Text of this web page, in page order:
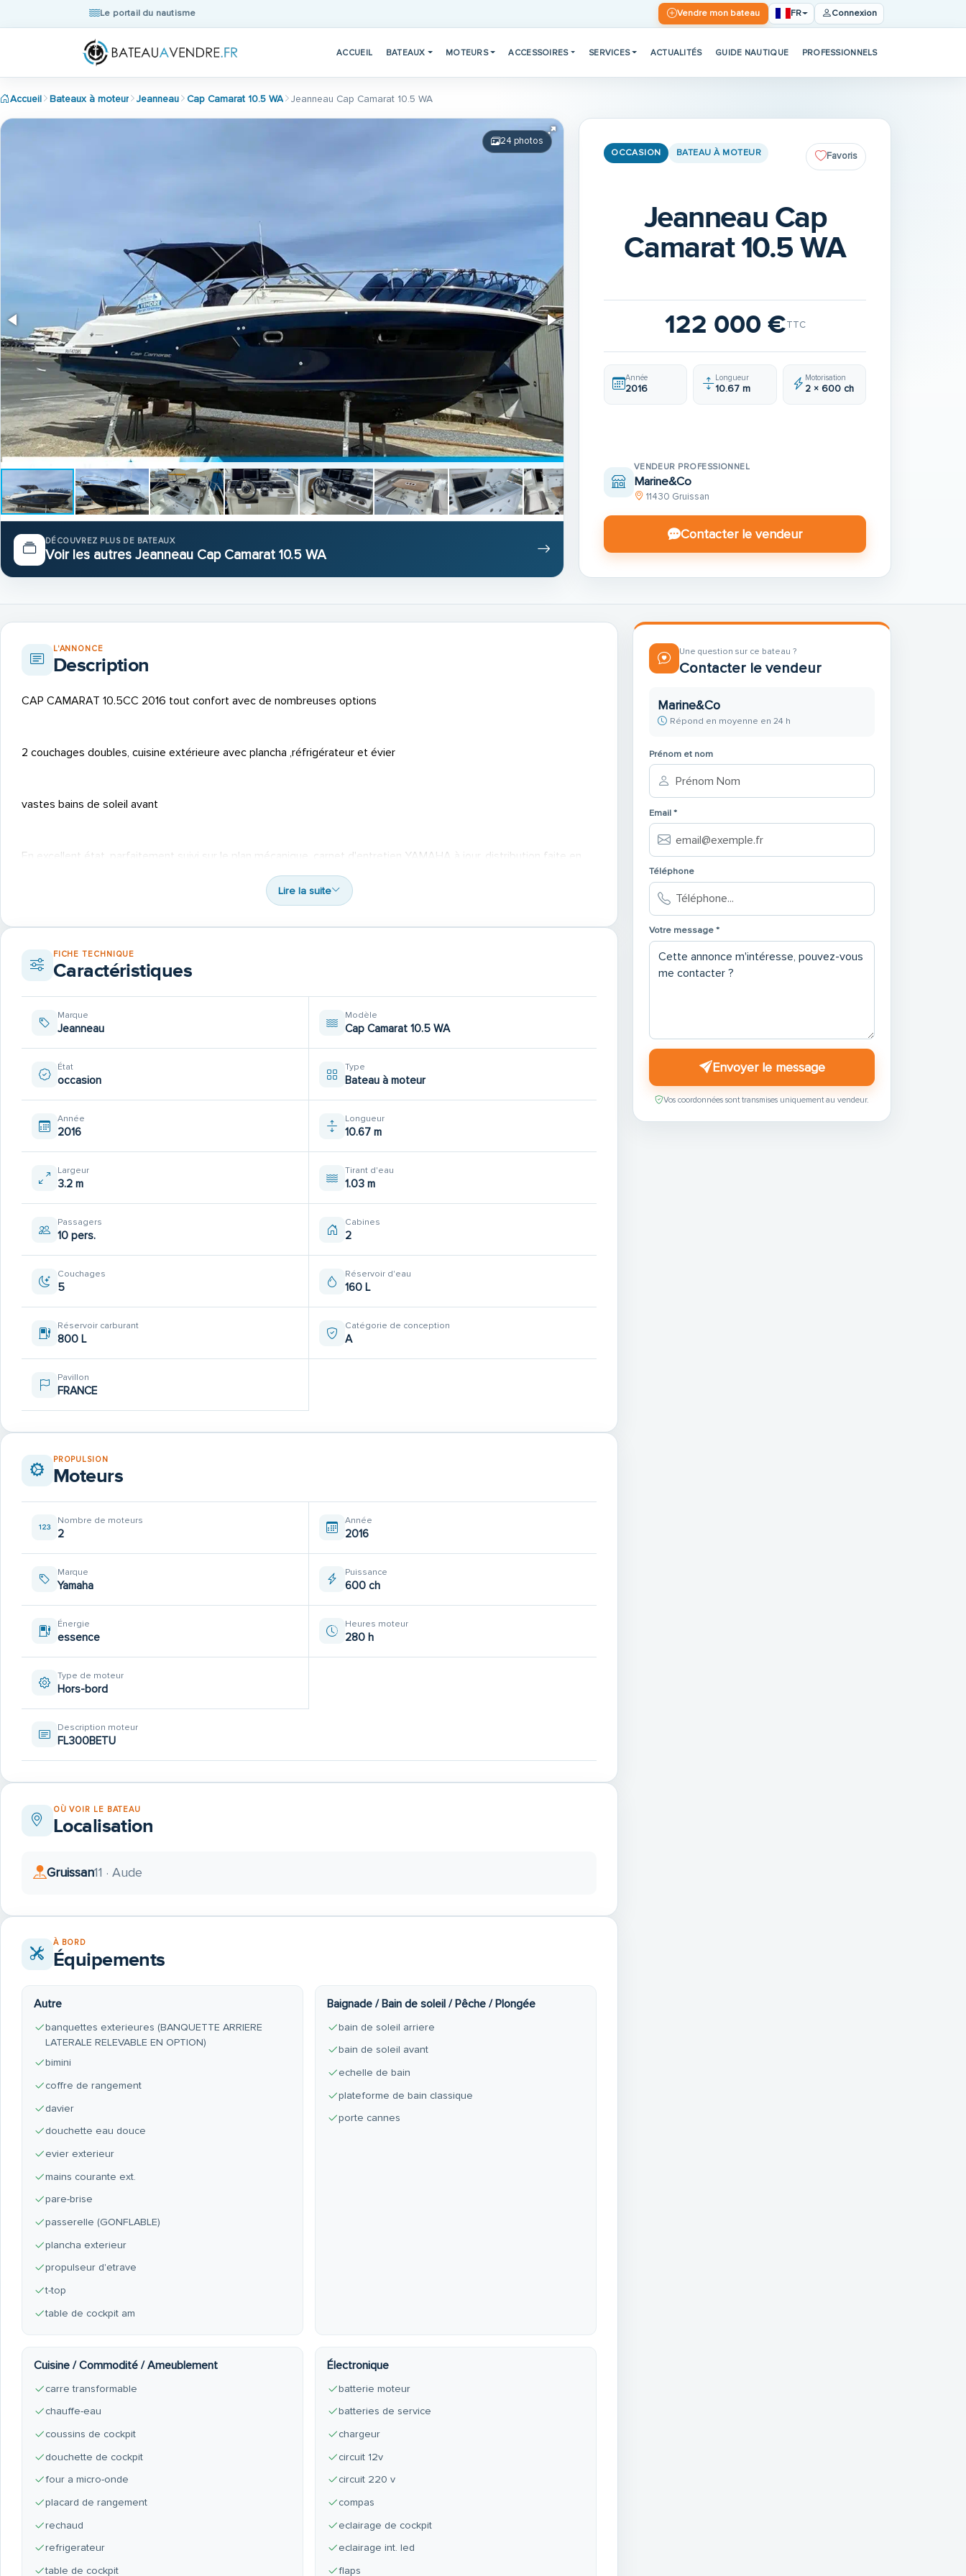
Le portail du nautisme Vendre mon bateau FR Connexion
ACCUEIL BATEAUX MOTEURS ACCESSOIRES SERVICES ACTUALITÉS GUIDE NAUTIQUE PROFESSIONNELS
Accueil Bateaux à moteur Jeanneau Cap Camarat 10.5 WA Jeanneau Cap Camarat 10.5 WA
24 photos
DÉCOUVREZ PLUS DE BATEAUX
Voir les autres Jeanneau Cap Camarat 10.5 WA
OCCASION BATEAU À MOTEUR Favoris
Jeanneau Cap
Camarat 10.5 WA
122 000 €TTC
Année
2016
Longueur
10.67 m
Motorisation
2 × 600 ch
VENDEUR PROFESSIONNEL
Marine&Co
11430 Gruissan
Contacter le vendeur
L'ANNONCE
Description
CAP CAMARAT 10.5CC 2016 tout confort avec de nombreuses options
2 couchages doubles, cuisine extérieure avec plancha ,réfrigérateur et évier
vastes bains de soleil avant
En excellent état, parfaitement suivi sur le plan mécanique, carnet d'entretien YAMAHA à jour, distribution faite en
motorisation hors-bord 2x 300cv yamaha , sobre , fiable et performants avec seulement 280h
batteries 2025
propulseur d'étrave
nombreux équipement optionnels, banquette arrière intégrale,passerelle gonflable, four micro-ondes,taud de
fermeture complet avec option brise-vue
eclairage full led
GPS traceur LOWRANCE 12"
lit double 180cm x200cm
Lire la suite
FICHE TECHNIQUE
Caractéristiques
Marque
Jeanneau
Modèle
Cap Camarat 10.5 WA
État
occasion
Type
Bateau à moteur
Année
2016
Longueur
10.67 m
Largeur
3.2 m
Tirant d'eau
1.03 m
Passagers
10 pers.
Cabines
2
Couchages
5
Réservoir d'eau
160 L
Réservoir carburant
800 L
Catégorie de conception
A
Pavillon
FRANCE
PROPULSION
Moteurs
Nombre de moteurs
2
Année
2016
Marque
Yamaha
Puissance
600 ch
Énergie
essence
Heures moteur
280 h
Type de moteur
Hors-bord
Description moteur
FL300BETU
OÙ VOIR LE BATEAU
Localisation
Gruissan11 · Aude
À BORD
Équipements
Autre
banquettes exterieures (BANQUETTE ARRIERE
LATERALE RELEVABLE EN OPTION)
bimini
coffre de rangement
davier
douchette eau douce
evier exterieur
mains courante ext.
pare-brise
passerelle (GONFLABLE)
plancha exterieur
propulseur d'etrave
t-top
table de cockpit am
Baignade / Bain de soleil / Pêche / Plongée
bain de soleil arriere
bain de soleil avant
echelle de bain
plateforme de bain classique
porte cannes
Cuisine / Commodité / Ameublement
carre transformable
chauffe-eau
coussins de cockpit
douchette de cockpit
four a micro-onde
placard de rangement
rechaud
refrigerateur
table de cockpit
Électronique
batterie moteur
batteries de service
chargeur
circuit 12v
circuit 220 v
compas
eclairage de cockpit
eclairage int. led
flaps
Une question sur ce bateau ?
Contacter le vendeur
Marine&Co
Répond en moyenne en 24 h
Prénom et nom
Email *
Téléphone
Votre message *
Envoyer le message
Vos coordonnées sont transmises uniquement au vendeur.